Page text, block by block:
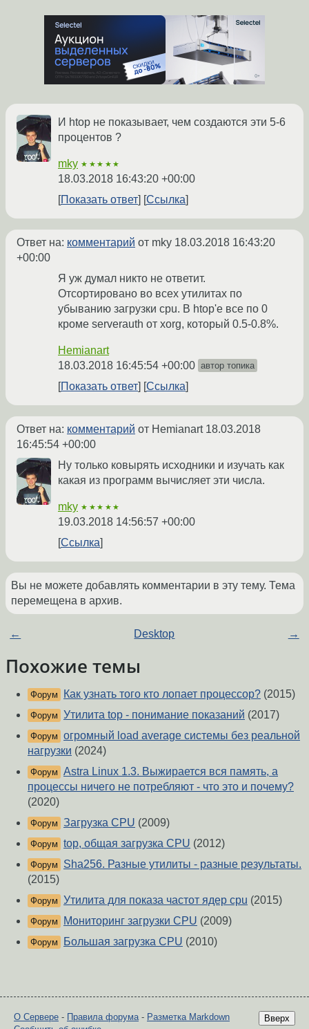
И htop не показывает, чем создаются эти 5-6
процентов ?
mky ★★★★★
18.03.2018 16:43:20 +00:00
Показать ответ
Ссылка
Ответ на: комментарий от mky 18.03.2018 16:43:20
+00:00
Я уж думал никто не ответит.
Отсортировано во всех утилитах по
убыванию загрузки cpu. В htop'e все по 0
кроме serverauth от xorg, который 0.5-0.8%.
Hemianart
18.03.2018 16:45:54 +00:00 автор топика
Показать ответ Ссылка
Ответ на: комментарий от Hemianart 18.03.2018
16:45:54 +00:00
Ну только ковырять исходники и изучать как
какая из программ вычисляет эти числа.
mky ★★★★★
19.03.2018 14:56:57 +00:00
Ссылка
Вы не можете добавлять комментарии в эту тему. Тема
перемещена в архив.
← Desktop →
Похожие темы
Форум Как узнать того кто лопает процессор? (2015)
Форум Утилита top - понимание показаний (2017)
Форум огромный load average системы без реальной
нагрузки (2024)
Форум Astra Linux 1.3. Выжирается вся память, а
процессы ничего не потребляют - что это и почему?
(2020)
Форум Загрузка CPU (2009)
Форум top, общая загрузка CPU (2012)
Форум
Sha256. Разные утилиты - разные результаты.
(2015)
Форум Утилита для показа частот ядер cpu (2015)
Форум Мониторинг загрузки CPU (2009)
Форум Большая загрузка CPU (2010)
Вверх
О Сервере - Правила форума- Разметка Markdown